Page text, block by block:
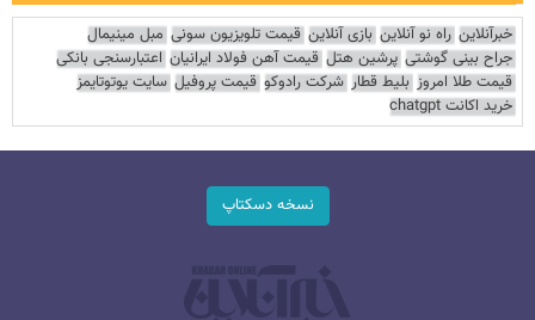
خبرآنلاین راه نو آنلاین بازی آنلاین قیمت تلویزیون سونی مبل مینیمال
جراح بینی گوشتی پرشین هتل قیمت آهن فولاد ایرانیان اعتبارسنجی بانکی
قیمت طلا امروز بلیط قطار شرکت رادوکو قیمت پروفیل سایت یوتوتایمز
خرید اکانت chatgpt
نسخه دسکتاپ